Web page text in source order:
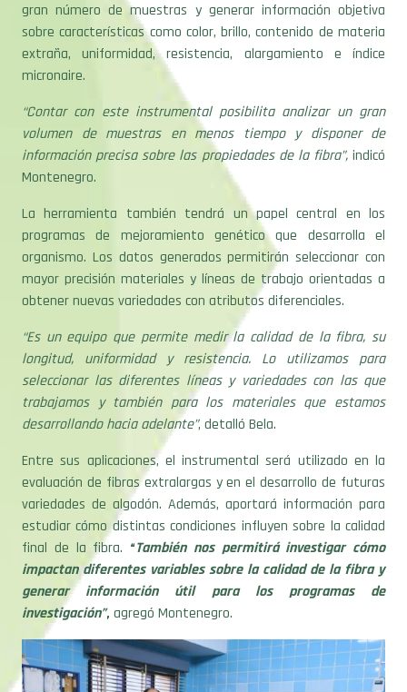
gran número de muestras y generar información objetiva
sobre características como color, brillo, contenido de materia
extraña, uniformidad, resistencia, alargamiento e índice
micronaire.
“Contar con este instrumental posibilita analizar un gran
volumen de muestras en menos tiempo y disponer de
información precisa sobre las propiedades de la fibra”,indicó
Montenegro.
La herramienta también tendrá un papel central en los
programas de mejoramiento genético que desarrolla el
organismo. Los datos generados permitirán seleccionar con
mayor precisión materiales y líneas de trabajo orientadas a
obtener nuevas variedades con atributos diferenciales.
“Es un equipo que permite medir la calidad de la fibra, su
longitud, uniformidad y resistencia. Lo utilizamos para
seleccionar las diferentes líneas y variedades con las que
trabajamos y también para los materiales que estamos
desarrollando hacia adelante”, detalló Bela.
Entre sus aplicaciones, el instrumental será utilizado en la
evaluación de fibras extralargas y en el desarrollo de futuras
variedades de algodón. Además, aportará información para
estudiar cómo distintas condiciones influyen sobre la calidad
final de la fibra. “También nos permitirá investigar cómo
impactan diferentes variables sobre la calidad de la fibra y
generar información útil para los programas de
investigación”, agregó Montenegro.